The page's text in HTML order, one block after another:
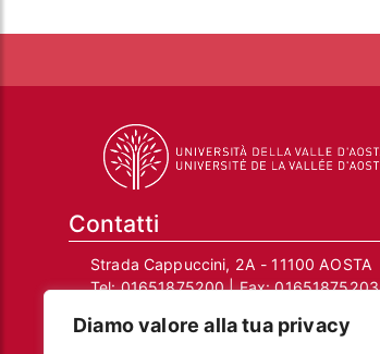
Diamo valore alla tua privacy
Contatti
Strada Cappuccini, 2A - 11100 AOSTA
Tel:01651875200| Fax:01651875203
Mail Responsabile Protezione dei Dati: